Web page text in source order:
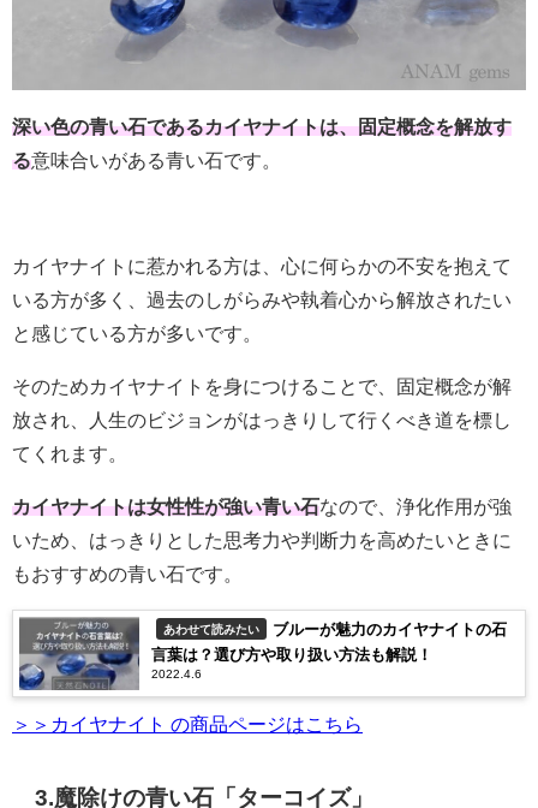
深い色の青い石であるカイヤナイトは、固定概念を解放す
る意味合いがある青い石です。
カイヤナイトに惹かれる方は、心に何らかの不安を抱えて
いる方が多く、過去のしがらみや執着心から解放されたい
と感じている方が多いです。
そのためカイヤナイトを身につけることで、固定概念が解
放され、人生のビジョンがはっきりして行くべき道を標し
てくれます。
カイヤナイトは女性性が強い青い石なので、浄化作用が強
いため、はっきりとした思考力や判断力を高めたいときに
もおすすめの青い石です。
あわせて読みたい
ブルーが魅力のカイヤナイトの石
言葉は？選び方や取り扱い方法も解説！
2022.4.6
＞＞カイヤナイト の商品ページはこちら
3.魔除けの青い石「ターコイズ」